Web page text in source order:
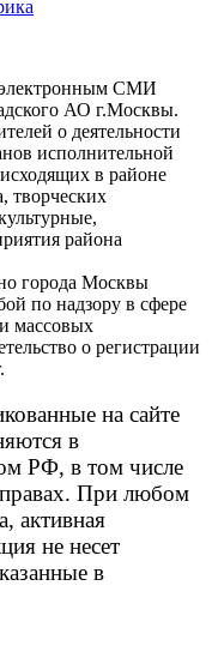
электронным СМИ
АО г.Москвы.
о деятельности
исполнительной
в районе
творческих
района
города Москвы
по надзору в сфере
массовых
о регистрации
на сайте
в
РФ, в том числе
При любом
активная
не несет
в